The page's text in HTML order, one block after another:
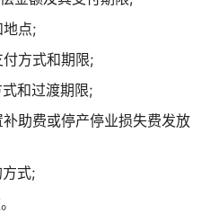
点;
方式和期限;
和过渡期限;
助费或停产停业损失费发放
式;